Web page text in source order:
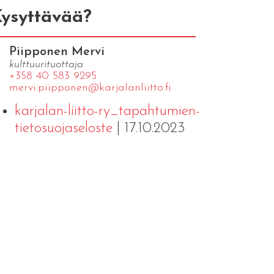
Piipponen Mervi
kulttuurituottaja
+358 40 583 9295
mervi.​piipponen@​kar​jala​nlii​tto.​fi
karjalan-liitto-ry_tapahtumien-
tietosuojaseloste| 17.10.2023